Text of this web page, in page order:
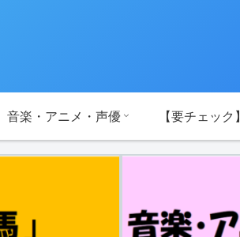
音楽・アニメ・声優 【要チェック】